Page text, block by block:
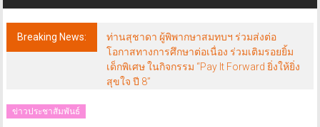
แลน
เซอร์
Breaking News:
ท่านสุชาดา ผู้พิพากษาสมทบฯ ร่วมส่งต่อ
โอกาสทางการศึกษาต่อเนื่อง ร่วมเติมรอยยิ้ม
เด็กพิเศษ ในกิจกรรม “Pay It Forward ยิ่งให้ยิ่ง
สุขใจ ปี 8”
ข่าวประชาสัมพันธ์